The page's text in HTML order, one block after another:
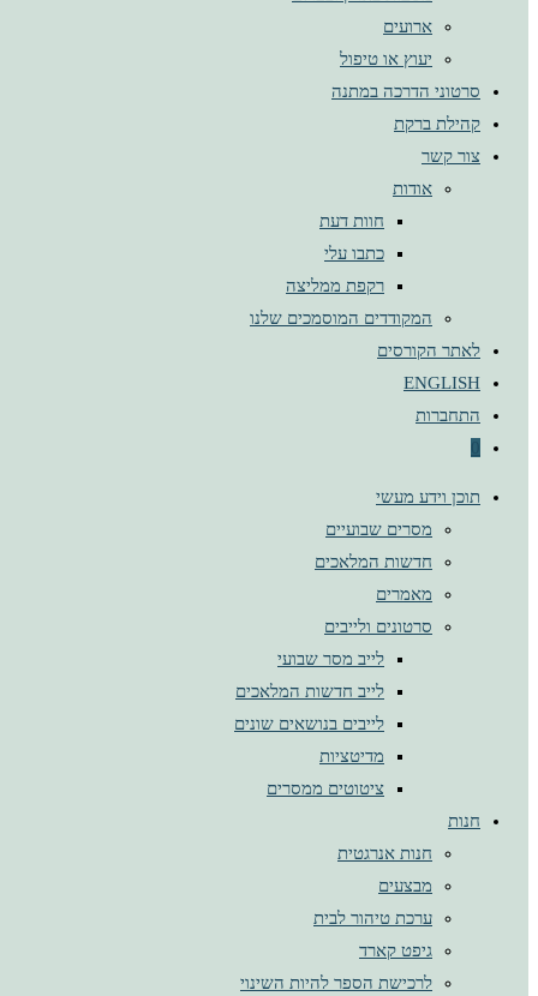
ארועים
יעוץ או טיפול
סרטוני הדרכה במתנה
קהילת ברקת
צור קשר
אודות
חוות דעת
כתבו עלי
רקפת ממליצה
המקודדים המוסמכים שלנו
לאתר הקורסים
ENGLISH
התחברות
תוכן וידע מעשי
מסרים שבועיים
חדשות המלאכים
מאמרים
סרטונים ולייבים
לייב מסר שבועי
לייב חדשות המלאכים
לייבים בנושאים שונים
מדיטציות
ציטוטים ממסרים
חנות
חנות אנרגטית
מבצעים
ערכת טיהור לבית
גיפט קארד
לרכישת הספר להיות השינוי